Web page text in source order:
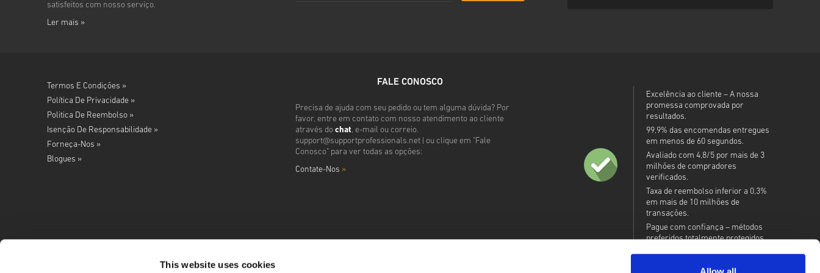
This website uses cookies
satisfeitos com nosso serviço.
Ler mais »
Termos E Condições »
Política De Privacidade »
Politica De Reembolso »
Isenção De Responsabilidade »
Forneça-Nos »
Blogues »
FALE CONOSCO
Precisa de ajuda com seu pedido ou tem alguma dúvida? Por
favor, entre em contato com nosso atendimento ao cliente
através do chat, e-mail ou correio.
support@supportprofessionals.net| ou clique em "Fale
Conosco" para ver todas as opções:
Contate-Nos »
Excelência ao cliente – A nossa
promessa comprovada por
resultados.
99,9% das encomendas entregues
em menos de 60 segundos.
Avaliado com 4,8/5 por mais de 3
milhões de compradores
verificados.
Taxa de reembolso inferior a 0,3%
em mais de 10 milhões de
transações.
Pague com confiança – métodos
preferidos totalmente protegidos.